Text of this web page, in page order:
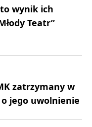
wynik ich
Teatr”
zatrzymany w
jego uwolnienie